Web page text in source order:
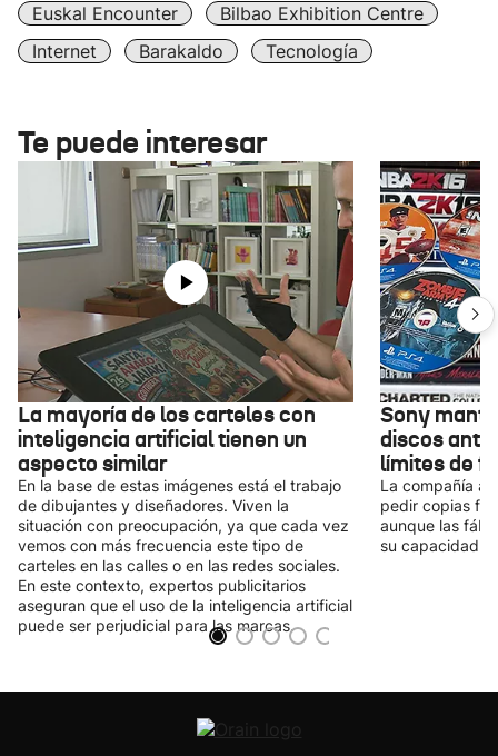
Euskal Encounter
Bilbao Exhibition Centre
Internet
Barakaldo Tecnología
Te puede interesar
La mayoría de los carteles con
inteligencia artificial tienen un
aspecto similar
En la base de estas imágenes está el trabajo
de dibujantes y diseñadores. Viven la
situación con preocupación, ya que cada vez
vemos con más frecuencia este tipo de
carteles en las calles o en las redes sociales.
En este contexto, expertos publicitarios
aseguran que el uso de la inteligencia artificial
puede ser perjudicial para las marcas.
Sony
discos
límites de
La compañía
pedir copias
aunque las
su capacidad.